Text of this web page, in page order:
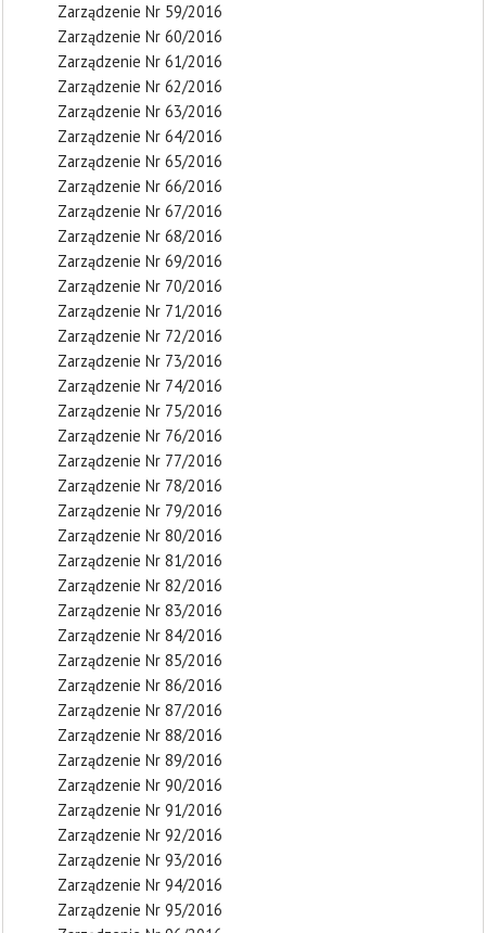
Zarządzenie Nr 59/2016
Zarządzenie Nr 60/2016
Zarządzenie Nr 61/2016
Zarządzenie Nr 62/2016
Zarządzenie Nr 63/2016
Zarządzenie Nr 64/2016
Zarządzenie Nr 65/2016
Zarządzenie Nr 66/2016
Zarządzenie Nr 67/2016
Zarządzenie Nr 68/2016
Zarządzenie Nr 69/2016
Zarządzenie Nr 70/2016
Zarządzenie Nr 71/2016
Zarządzenie Nr 72/2016
Zarządzenie Nr 73/2016
Zarządzenie Nr 74/2016
Zarządzenie Nr 75/2016
Zarządzenie Nr 76/2016
Zarządzenie Nr 77/2016
Zarządzenie Nr 78/2016
Zarządzenie Nr 79/2016
Zarządzenie Nr 80/2016
Zarządzenie Nr 81/2016
Zarządzenie Nr 82/2016
Zarządzenie Nr 83/2016
Zarządzenie Nr 84/2016
Zarządzenie Nr 85/2016
Zarządzenie Nr 86/2016
Zarządzenie Nr 87/2016
Zarządzenie Nr 88/2016
Zarządzenie Nr 89/2016
Zarządzenie Nr 90/2016
Zarządzenie Nr 91/2016
Zarządzenie Nr 92/2016
Zarządzenie Nr 93/2016
Zarządzenie Nr 94/2016
Zarządzenie Nr 95/2016